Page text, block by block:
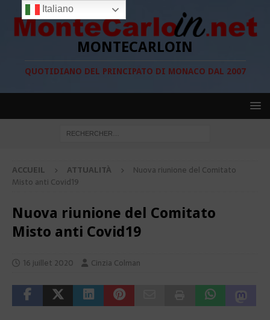
MONTECARLOIN
QUOTIDIANO DEL PRINCIPATO DI MONACO DAL 2007
ACCUEIL ATTUALITÀ
Nuova riunione del Comitato
Misto anti Covid19
Nuova riunione del Comitato
Misto anti Covid19
16 juillet 2020 Cinzia Colman
Italiano